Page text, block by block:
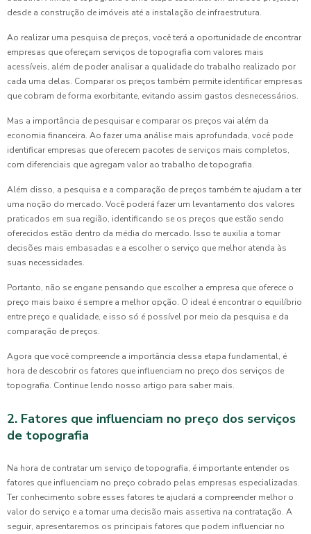
desde a construção de imóveis até a instalação de infraestrutura.
Ao realizar uma pesquisa de preços, você terá a oportunidade de encontrar
empresas que ofereçam serviços de topografia com valores mais
acessíveis, além de poder analisar a qualidade do trabalho realizado por
cada uma delas. Comparar os preços também permite identificar empresas
que cobram de forma exorbitante, evitando assim gastos desnecessários.
Mas a importância de pesquisar e comparar os preços vai além da
economia financeira. Ao fazer uma análise mais aprofundada, você pode
identificar empresas que oferecem pacotes de serviços mais completos,
com diferenciais que agregam valor ao trabalho de topografia.
Além disso, a pesquisa e a comparação de preços também te ajudam a ter
uma noção do mercado. Você poderá fazer um levantamento dos valores
praticados em sua região, identificando se os preços que estão sendo
oferecidos estão dentro da média do mercado. Isso te auxilia a tomar
decisões mais embasadas e a escolher o serviço que melhor atenda às
suas necessidades.
Portanto, não se engane pensando que escolher a empresa que oferece o
preço mais baixo é sempre a melhor opção. O ideal é encontrar o equilíbrio
entre preço e qualidade, e isso só é possível por meio da pesquisa e da
comparação de preços.
Agora que você compreende a importância dessa etapa fundamental, é
hora de descobrir os fatores que influenciam no preço dos serviços de
topografia. Continue lendo nosso artigo para saber mais.
2. Fatores que influenciam no preço dos serviços
de topografia
Na hora de contratar um serviço de topografia, é importante entender os
fatores que influenciam no preço cobrado pelas empresas especializadas.
Ter conhecimento sobre esses fatores te ajudará a compreender melhor o
valor do serviço e a tomar uma decisão mais assertiva na contratação. A
seguir, apresentaremos os principais fatores que podem influenciar no